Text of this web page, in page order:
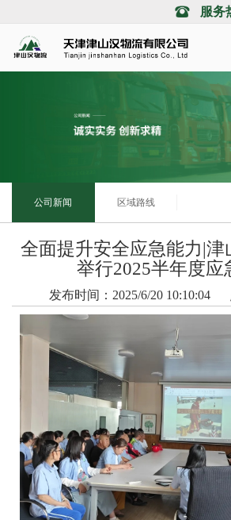
服务
公司新闻 区域路线
全面提升安全应急能力|津
举行2025半年度应
发布时间：2025/6/20 10:10:04